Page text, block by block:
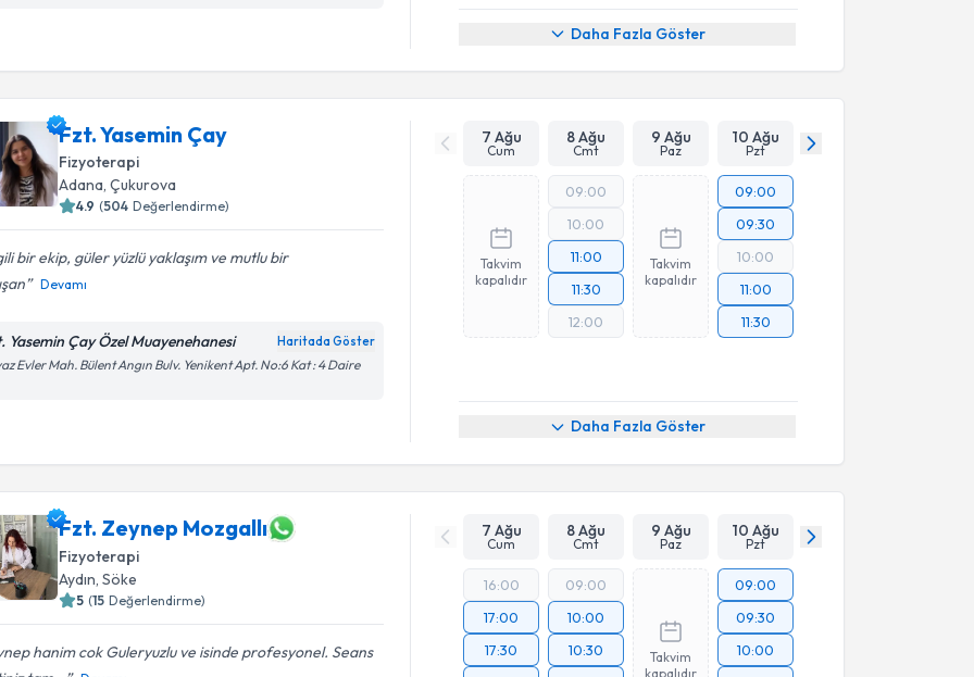
Daha Fazla Göster
Fzt. Yasemin Çay
Fizyoterapi
Adana,Çukurova
4.9 (504 Değerlendirme)
bir ekip, güler yüzlü yaklaşım ve mutlu bir
Devamı
Yasemin Çay Özel Muayenehanesi Haritada Göster
Evler Mah. Bülent Angın Bulv. Yenikent Apt. No:6 Kat : 4 Daire
7 Ağu
Cum
8 Ağu
Cmt
9 Ağu
Paz
10 Ağu
Pzt
Takvim
kapalıdır
09:00
10:00
11:00
11:30
12:00
Takvim
kapalıdır
09:00
09:30
10:00
11:00
11:30
Daha Fazla Göster
Fzt. Zeynep Mozgallı
Fizyoterapi
Aydın ,Söke
5 (15 Değerlendirme)
hanim cok Guleryuzlu ve isinde profesyonel. Seans
7 Ağu
Cum
8 Ağu
Cmt
9 Ağu
Paz
10 Ağu
Pzt
16:00
17:00
17:30
09:00
10:00
10:30
Takvim
kapalıdır
09:00
09:30
10:00